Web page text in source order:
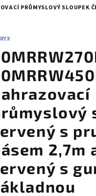
PRŮMYSLOVÝ SLOUPEK
s
2,7m
s